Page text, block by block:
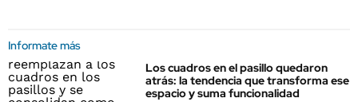
Informate más
Los cuadros en el pasillo quedaron
atrás: la tendencia que transforma ese
espacio y suma funcionalidad